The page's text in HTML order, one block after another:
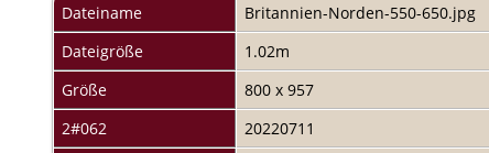
Dateiname
Britannien-Norden-550-650.jpg
Dateigröße
1.02m
Größe
800 x 957
2#062
20220711